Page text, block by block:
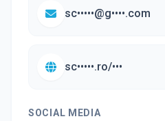
sc•••••@g••••.com
sc•••••.ro/•••
SOCIAL MEDIA